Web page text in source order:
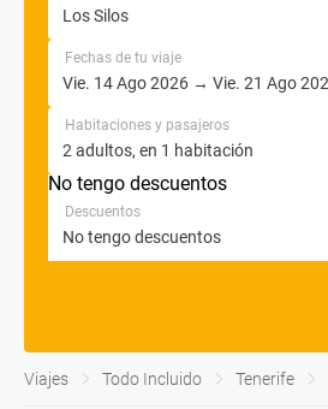
Fechas de tu viaje
Habitaciones y pasajeros
No tengo descuentos
Descuentos
Viajes Todo Incluido Tenerife